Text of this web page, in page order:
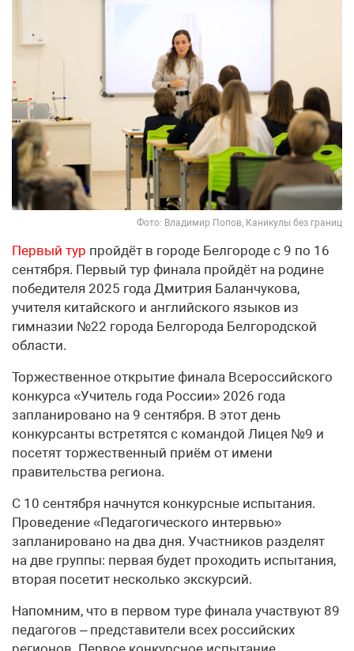
Фото: Владимир Попов, Каникулы без границ
Первый тур пройдёт в городе Белгороде с 9 по 16
сентября. Первый тур финала пройдёт на родине
победителя 2025 года Дмитрия Баланчукова,
учителя китайского и английского языков из
гимназии №22 города Белгорода Белгородской
области.
Торжественное открытие финала Всероссийского
конкурса «Учитель года России» 2026 года
запланировано на 9 сентября. В этот день
конкурсанты встретятся с командой Лицея №9 и
посетят торжественный приём от имени
правительства региона.
С 10 сентября начнутся конкурсные испытания.
Проведение «Педагогического интервью»
запланировано на два дня. Участников разделят
на две группы: первая будет проходить испытания,
вторая посетит несколько экскурсий.
Напомним, что в первом туре финала участвуют 89
педагогов – представители всех российских